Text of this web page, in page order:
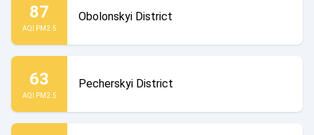
87
AQI PM2.5
Obolonskyi District
63
AQI PM2.5
Pecherskyi District